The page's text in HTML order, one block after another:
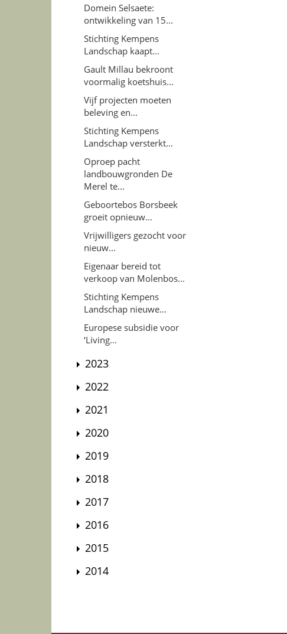
Domein Selsaete:
ontwikkeling van 15...
Stichting Kempens
Landschap kaapt...
Gault Millau bekroont
voormalig koetshuis...
Vijf projecten moeten
beleving en...
Stichting Kempens
Landschap versterkt...
Oproep pacht
landbouwgronden De
Merel te...
Geboortebos Borsbeek
groeit opnieuw...
Vrijwilligers gezocht voor
nieuw...
Eigenaar bereid tot
verkoop van Molenbos...
Stichting Kempens
Landschap nieuwe...
Europese subsidie voor
‘Living...
2023
2022
2021
2020
2019
2018
2017
2016
2015
2014